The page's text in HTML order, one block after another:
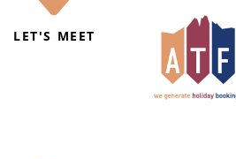
LET'S MEET